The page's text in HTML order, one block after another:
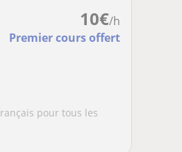
10€/h
Premier cours offert
pour tous les